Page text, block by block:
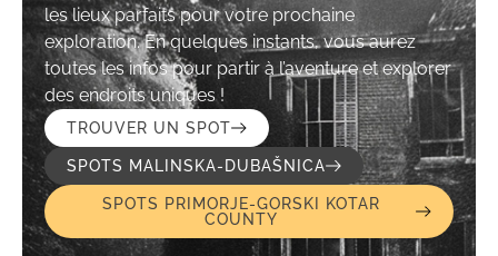
les lieux parfaits pour votre prochaine
exploration. En quelques instants, vous aurez
toutes les infos pour partir à l’aventure et explorer
des endroits uniques !
TROUVER UN SPOT
SPOTS MALINSKA-DUBAŠNICA
SPOTS PRIMORJE-GORSKI KOTAR
COUNTY